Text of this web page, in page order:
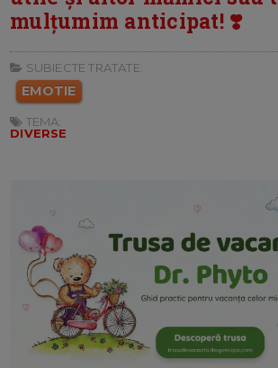
mulțumim anticipat! ❣️
SUBIECTE TRATATE:
EMOTIE
TEMA:
DIVERSE